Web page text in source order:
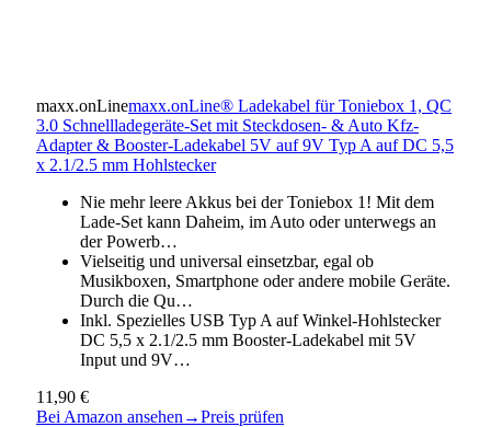
maxx.onLinemaxx.onLine® Ladekabel für Toniebox 1, QC
3.0 Schnellladegeräte-Set mit Steckdosen- & Auto Kfz-
Adapter & Booster-Ladekabel 5V auf 9V Typ A auf DC 5,5
x 2.1/2.5 mm Hohlstecker
Nie mehr leere Akkus bei der Toniebox 1! Mit dem
Lade-Set kann Daheim, im Auto oder unterwegs an
der Powerb…
Vielseitig und universal einsetzbar, egal ob
Musikboxen, Smartphone oder andere mobile Geräte.
Durch die Qu…
Inkl. Spezielles USB Typ A auf Winkel-Hohlstecker
DC 5,5 x 2.1/2.5 mm Booster-Ladekabel mit 5V
Input und 9V…
11,90 €
Bei Amazon ansehen →Preis prüfen